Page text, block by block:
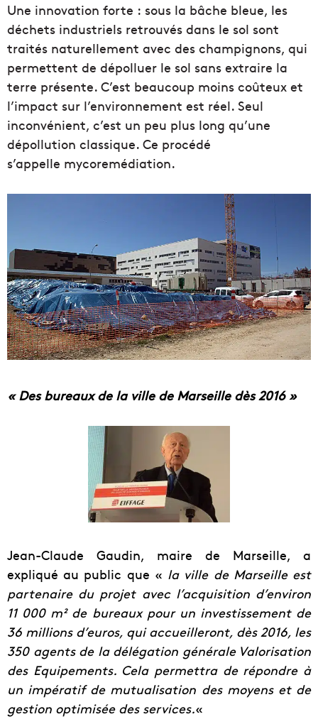
Une innovation forte : sous la bâche bleue, les
déchets industriels retrouvés dans le sol sont
traités naturellement avec des champignons, qui
permettent de dépolluer le sol sans extraire la
terre présente. C’est beaucoup moins coûteux et
l’impact sur l’environnement est réel. Seul
inconvénient, c’est un peu plus long qu’une
dépollution classique. Ce procédé
s’appelle mycoremédiation.
« Des bureaux de la ville de Marseille dès 2016 »
Jean-Claude Gaudin, maire de Marseille, a
expliqué au public que « la ville de Marseille est
partenaire du projet avec l’acquisition d’environ
11 000 m² de bureaux pour un investissement de
36 millions d’euros, qui accueilleront, dès 2016, les
350 agents de la délégation générale Valorisation
des Equipements. Cela permettra de répondre à
un impératif de mutualisation des moyens et de
gestion optimisée des services.«